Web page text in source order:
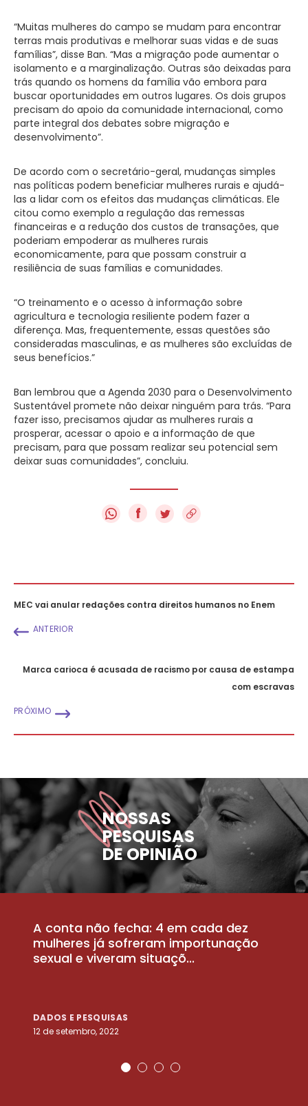
“Muitas mulheres do campo se mudam para encontrar
terras mais produtivas e melhorar suas vidas e de suas
famílias”, disse Ban. “Mas a migração pode aumentar o
isolamento e a marginalização. Outras são deixadas para
trás quando os homens da família vão embora para
buscar oportunidades em outros lugares. Os dois grupos
precisam do apoio da comunidade internacional, como
parte integral dos debates sobre migração e
desenvolvimento”.
De acordo com o secretário-geral, mudanças simples
nas políticas podem beneficiar mulheres rurais e ajudá-
las a lidar com os efeitos das mudanças climáticas. Ele
citou como exemplo a regulação das remessas
financeiras e a redução dos custos de transações, que
poderiam empoderar as mulheres rurais
economicamente, para que possam construir a
resiliência de suas famílias e comunidades.
“O treinamento e o acesso à informação sobre
agricultura e tecnologia resiliente podem fazer a
diferença. Mas, frequentemente, essas questões são
consideradas masculinas, e as mulheres são excluídas de
seus benefícios.”
Ban lembrou que a Agenda 2030 para o Desenvolvimento
Sustentável promete não deixar ninguém para trás. “Para
fazer isso, precisamos ajudar as mulheres rurais a
prosperar, acessar o apoio e a informação de que
precisam, para que possam realizar seu potencial sem
deixar suas comunidades”, concluiu.
f
MEC vai anular redações contra direitos humanos no Enem
ANTERIOR
Marca carioca é acusada de racismo por causa de estampa
com escravas
PRÓXIMO
NOSSAS
PESQUISAS
DE OPINIÃO
A conta não fecha: 4 em cada dez
mulheres já sofreram importunação
sexual e viveram situaçõ...
DADOS E PESQUISAS
12 de setembro, 2022